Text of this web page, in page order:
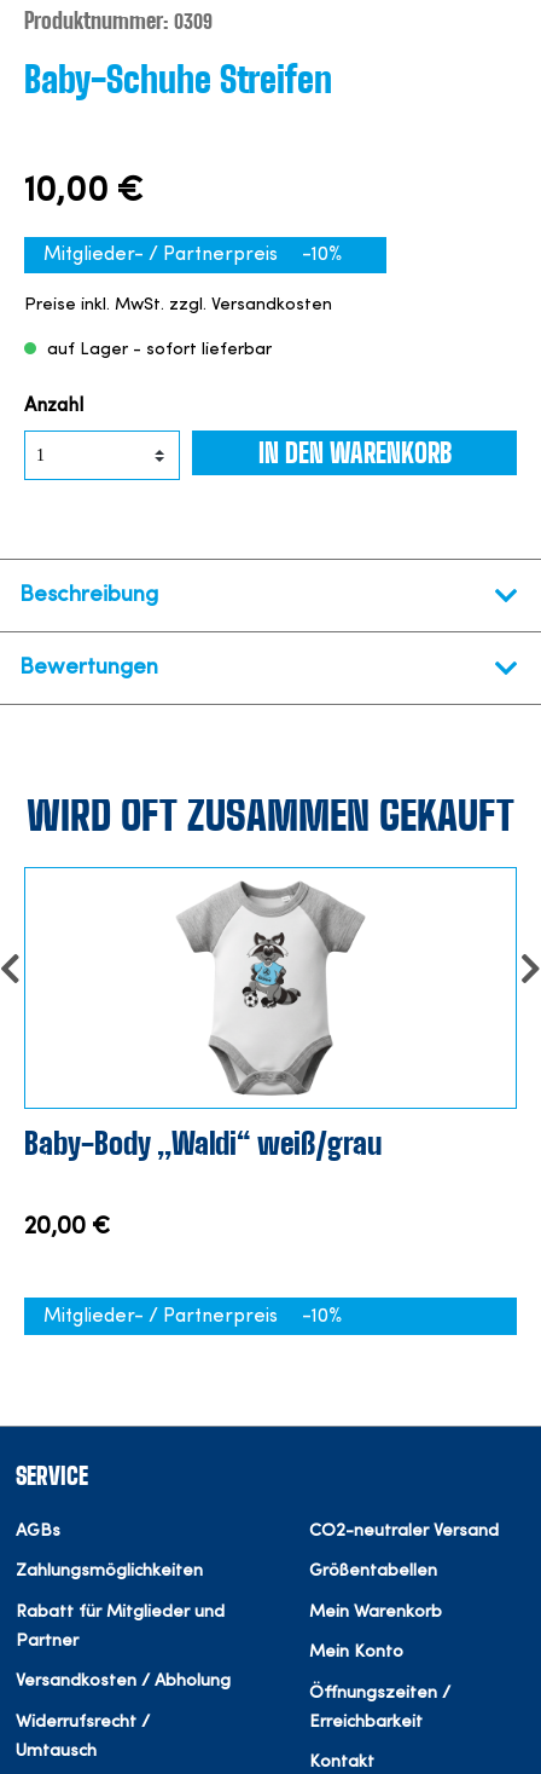
Produktnummer: 0309
Baby-Schuhe Streifen
10,00 €
Mitglieder- / Partnerpreis -10%
Preise inkl. MwSt. zzgl. Versandkosten
auf Lager - sofort lieferbar
Anzahl
IN DEN WARENKORB
Beschreibung
Bewertungen
WIRD OFT ZUSAMMEN GEKAUFT
Baby-Body „Waldi“ weiß/grau
20,00 €
Mitglieder- / Partnerpreis -10%
SERVICE
AGBs
Zahlungsmöglichkeiten
Rabatt für Mitglieder und
Partner
Versandkosten / Abholung
Widerrufsrecht /
Umtausch
CO2-neutraler Versand
Größentabellen
Mein Warenkorb
Mein Konto
Öffnungszeiten /
Erreichbarkeit
Kontakt